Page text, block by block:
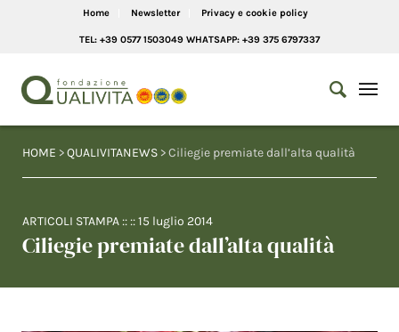
Home Newsletter Privacy e cookie policy
TEL: +39 0577 1503049 WHATSAPP: +39 375 6797337
HOME >QUALIVITANEWS > Ciliegie premiate dall’alta qualità
ARTICOLI STAMPA :: ::15 luglio 2014
Ciliegie premiate dall’alta qualità